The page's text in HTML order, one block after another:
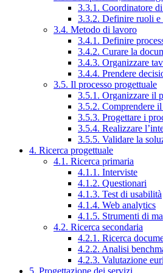
3.3.1. Coordinatore
3.3.2. Definire ruoli e
3.4. Metodo di lavoro
3.4.1. Definire
3.4.2. Curare la
3.4.3. Organizzare
3.4.4. Prendere
3.5. Il processo progettuale
3.5.1. Organizzare il
3.5.2. Comprendere
3.5.3. Progettare i
3.5.4. Realizzare
3.5.5. Validare la
4. Ricerca progettuale
4.1. Ricerca primaria
4.1.1. Interviste
4.1.2. Questionari
4.1.3. Test di usabilità
4.1.4. Web analytics
4.1.5. Strumenti di
4.2. Ricerca secondaria
4.2.1. Ricerca
4.2.2. Analisi
4.2.3. Valutazione
5. Progettazione dei servizi